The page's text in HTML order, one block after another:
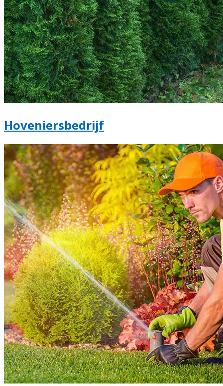
Hoveniersbedrijf